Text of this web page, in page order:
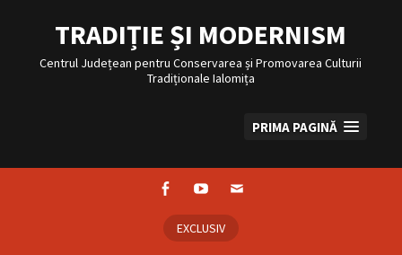
conținut
TRADIȚIE ȘI MODERNISM
Centrul Județean pentru Conservarea și Promovarea Culturii
Tradiționale Ialomița
PRIMA PAGINĂ
EXCLUSIV